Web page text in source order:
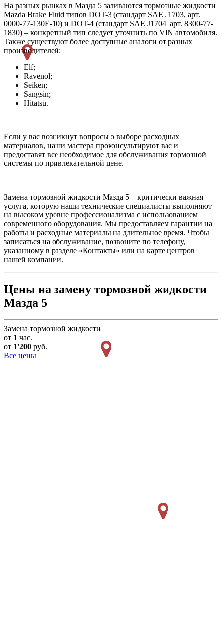
На разных рынках в Мазда 5 заливаются тормозные жидкости
Mazda Brake Fluid типов DOT-3 (стандарт SAE J1703, арт.
0000-77-130E-10) и DOT-4 (стандарт SAE J1704, арт. 8300-77-
1830) – конкретный тип следует уточнить по VIN автомобиля.
Также существуют более доступные аналоги от разных
производителей:
Elf;
Ravenol;
Seiken;
Sangsin;
Hitatsu.
Если у вас возникнут вопросы о выборе расходных
материалов, наши мастера проконсультируют вас и
предоставят все необходимое для обслуживания тормозной
системы по привлекательной цене.
Замена тормозной жидкости Мазда 5 – критически важная
услуга, которую наши технические специалисты выполняют
на высоком уровне профессионализма с использованием
современного оборудования. Мы предоставляем гарантии на
работы и расходные материалы на длительное время. Чтобы
записаться на обслуживание, позвоните по телефону,
указанному в разделе «Контакты» или на карте центров
нашей компании.
Цены на замену тормозной жидкости
Мазда 5
Замена тормозной жидкости
от 1 час.
от 1'200 руб.
Все цены